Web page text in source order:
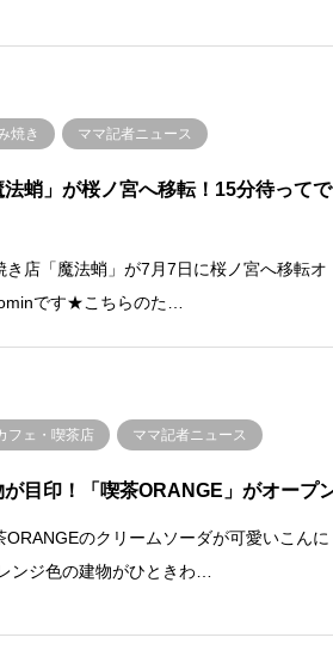
焼き ママ記者ニュース
法蛸」が桜ノ宮へ移転！15分待ってで
店「魔法蛸」が7月7日に桜ノ宮へ移転オ
です★こちらのた…
フェ・喫茶店 ママ記者ニュース
が目印！「喫茶ORANGE」がオープ
のクリームソーダが可愛いこんに
ジ色の建物がひときわ…